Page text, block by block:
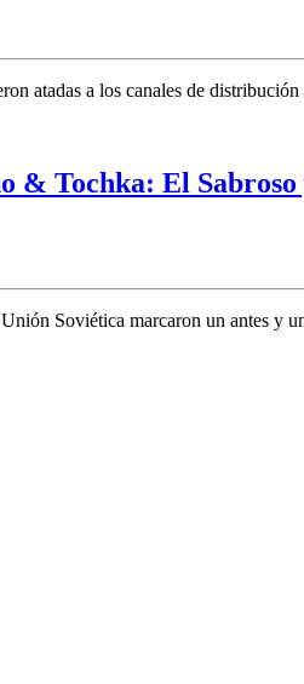
atadas a los canales de
& Tochka: El
Soviética marcaron un antes y